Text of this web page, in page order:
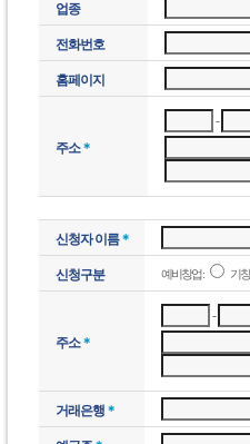
업종
전화번호
홈페이지
주소＊
-
신청자 이름＊
신청구분 예비창업 : 기
주소＊
-
거래은행 ＊